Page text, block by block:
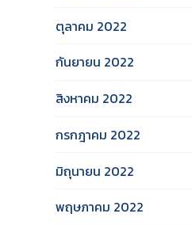
ตุลาคม 2022
กันยายน 2022
สิงหาคม 2022
กรกฎาคม 2022
มิถุนายน 2022
พฤษภาคม 2022